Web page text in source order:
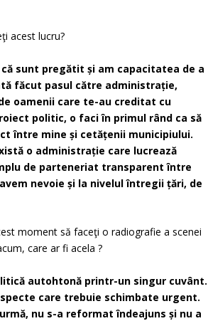
acest lucru?
sunt pregătit și am capacitatea de a
făcut pasul către administrație,
oamenii care te-au creditat cu
politic, o faci în primul rând ca să
între mine și cetățenii municipiului.
o administrație care lucrează
de parteneriat transparent între
nevoie și la nivelul întregii țări, de
moment să faceţi o radiografie a scenei
care ar fi acela ?
autohtonă printr-un singur cuvânt.
care trebuie schimbate urgent.
nu s-a reformat îndeajuns și nu a